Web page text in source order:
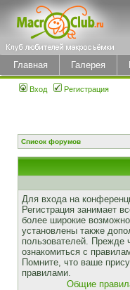
Главная Галерея
Вход Регистрация
Список форумов
Для входа на
Регистрация занимает
более широкие
установлены также
пользователей. Прежде
ознакомиться с
Помните, что ваше
правилами.
Общие